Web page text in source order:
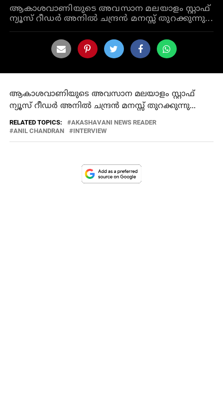
ആകാശവാണിയുടെ അവസാന മലയാളം സ്റ്റാഫ്‌
ന്യൂസ് റീഡർ അനിൽ ചന്ദ്രൻ മനസ്സ് തുറക്കുന്നു...
ആകാശവാണിയുടെ അവസാന മലയാളം സ്റ്റാഫ്‌
ന്യൂസ് റീഡർ അനിൽ ചന്ദ്രൻ മനസ്സ് തുറക്കുന്നു...
RELATED TOPICS:
AKASHAVANI NEWS READER
ANIL CHANDRAN
INTERVIEW